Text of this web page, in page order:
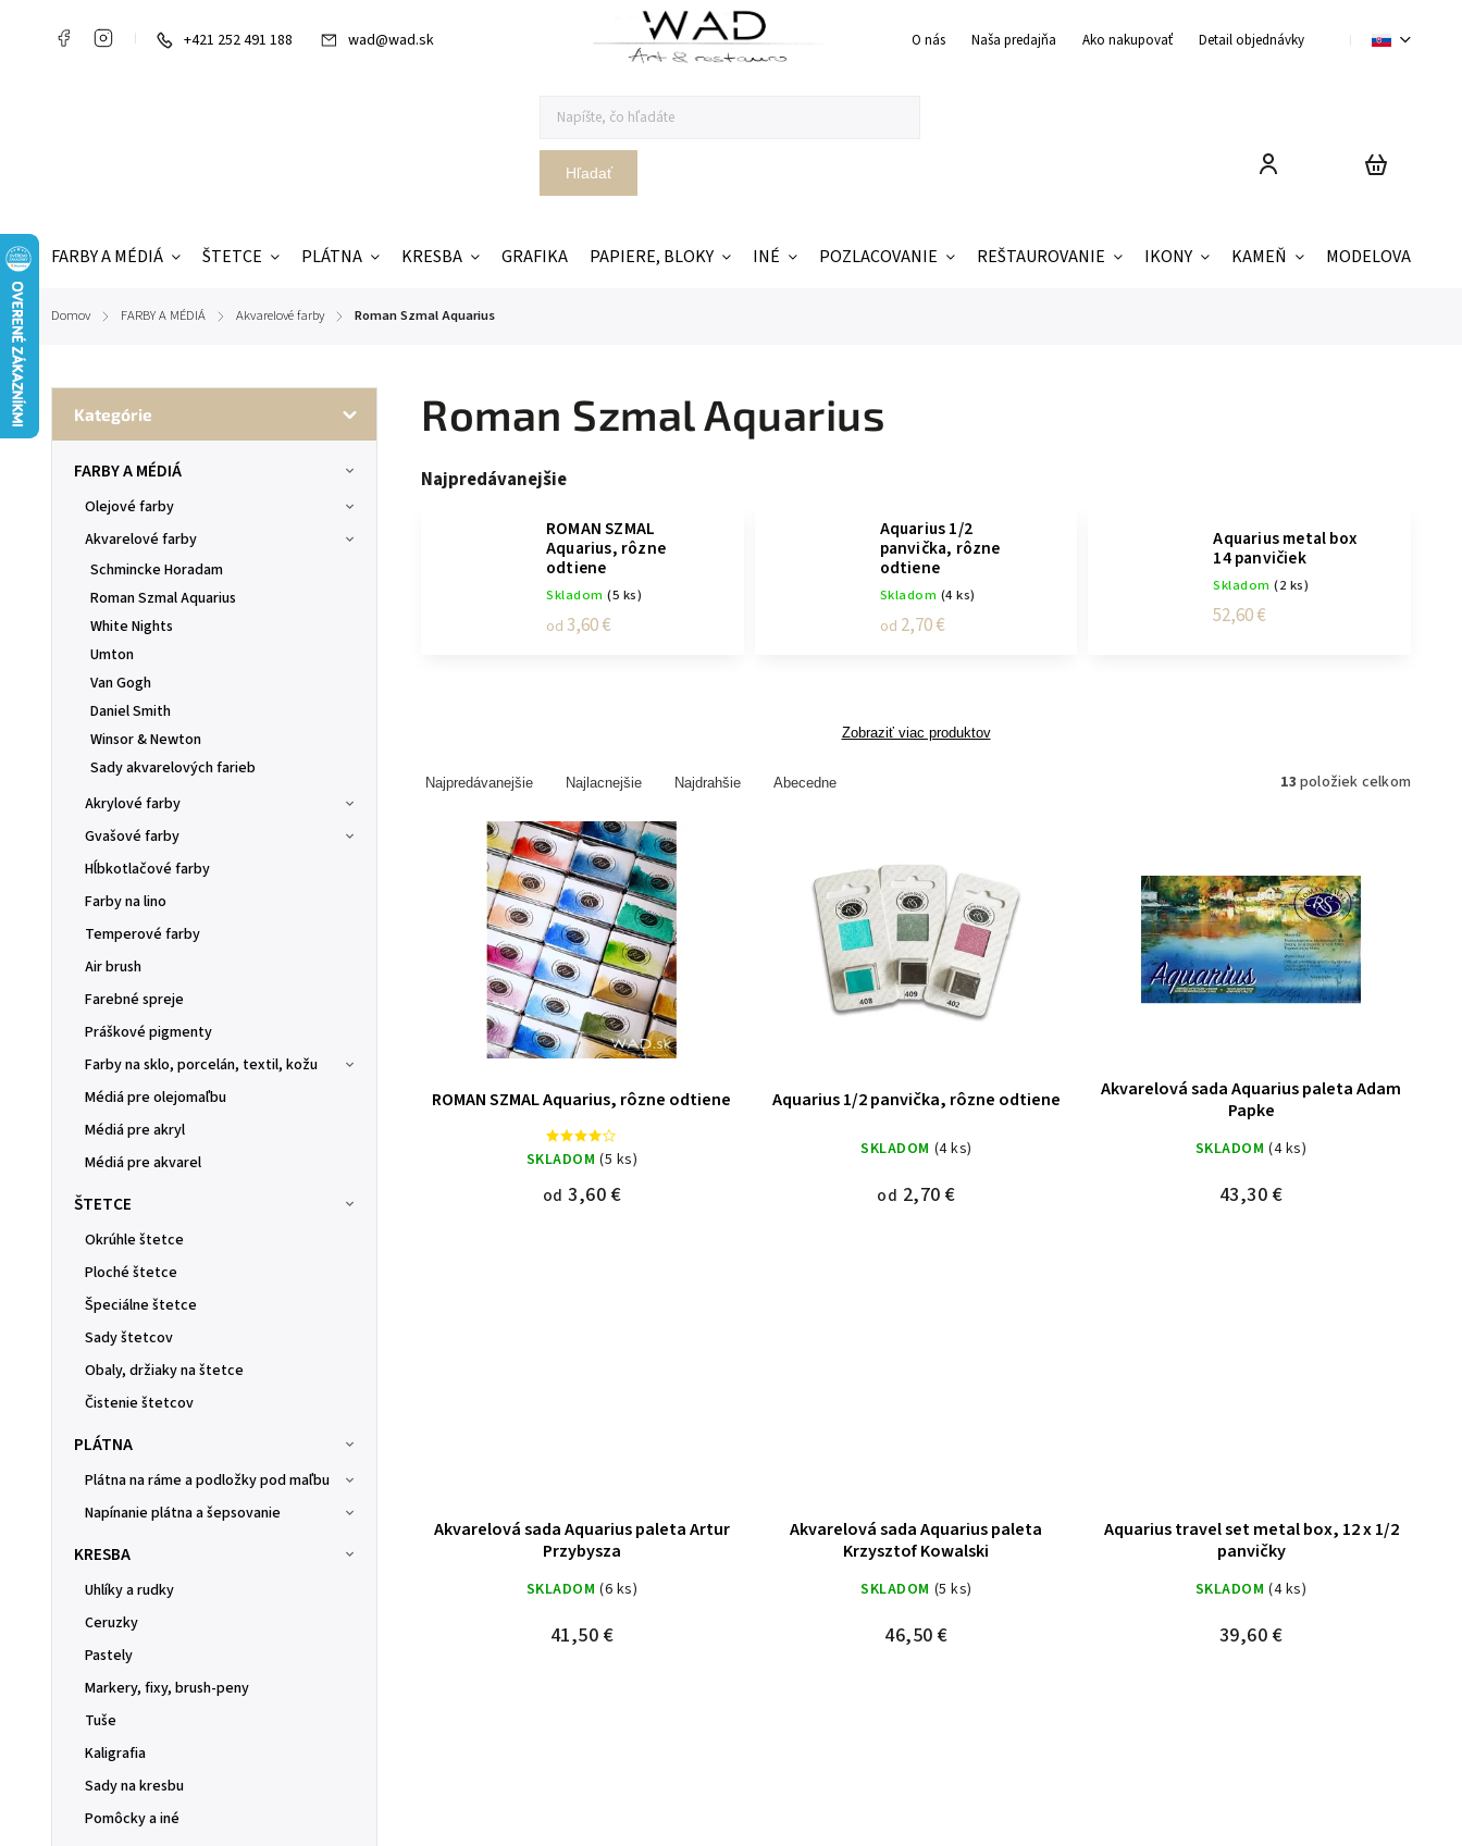
+421 252 491 188 wad@wad.sk O nás Naša predajňa Ako nakupovať Detail objednávky Obchodné podmienky
Hľadať
FARBY A MÉDIÁ ŠTETCE PLÁTNA KRESBA GRAFIKA PAPIERE, BLOKY INÉ POZLACOVANIE REŠTAUROVANIE IKONY KAMEŇ MODELOVANIE
Domov / FARBY A MÉDIÁ / Akvarelové farby / Roman Szmal Aquarius
Kategórie
FARBY A MÉDIÁ
Olejové farby
Akvarelové farby
Schmincke Horadam
Roman Szmal Aquarius
White Nights
Umton
Van Gogh
Daniel Smith
Winsor & Newton
Sady akvarelových farieb
Akrylové farby
Gvašové farby
Hĺbkotlačové farby
Farby na lino
Temperové farby
Air brush
Farebné spreje
Práškové pigmenty
Farby na sklo, porcelán, textil, kožu
Médiá pre olejomaľbu
Médiá pre akryl
Médiá pre akvarel
ŠTETCE
Okrúhle štetce
Ploché štetce
Špeciálne štetce
Sady štetcov
Obaly, držiaky na štetce
Čistenie štetcov
PLÁTNA
Plátna na ráme a podložky pod maľbu
Napínanie plátna a šepsovanie
KRESBA
Uhlíky a rudky
Ceruzky
Pastely
Markery, fixy, brush-peny
Tuše
Kaligrafia
Sady na kresbu
Pomôcky a iné
Roman Szmal Aquarius
Najpredávanejšie
ROMAN SZMAL
Aquarius, rôzne
odtiene
Skladom (5 ks)
od 3,60 €
Aquarius 1/2
panvička, rôzne
odtiene
Skladom (4 ks)
od 2,70 €
Aquarius metal box
14 panvičiek
Skladom(2 ks)
52,60 €
Zobraziť viac produktov
Najpredávanejšie Najlacnejšie Najdrahšie Abecedne 13 položiek celkom
ROMAN SZMAL Aquarius, rôzne odtiene
SKLADOM (5 ks)
od 3,60 €
Aquarius 1/2 panvička, rôzne odtiene
SKLADOM (4 ks)
od 2,70 €
Akvarelová sada Aquarius paleta Adam
Papke
SKLADOM (4 ks)
43,30 €
Akvarelová sada Aquarius paleta Artur
Przybysza
SKLADOM (6 ks)
41,50 €
Akvarelová sada Aquarius paleta
Krzysztof Kowalski
SKLADOM (5 ks)
46,50 €
Aquarius travel set metal box, 12 x 1/2
panvičky
SKLADOM (4 ks)
39,60 €